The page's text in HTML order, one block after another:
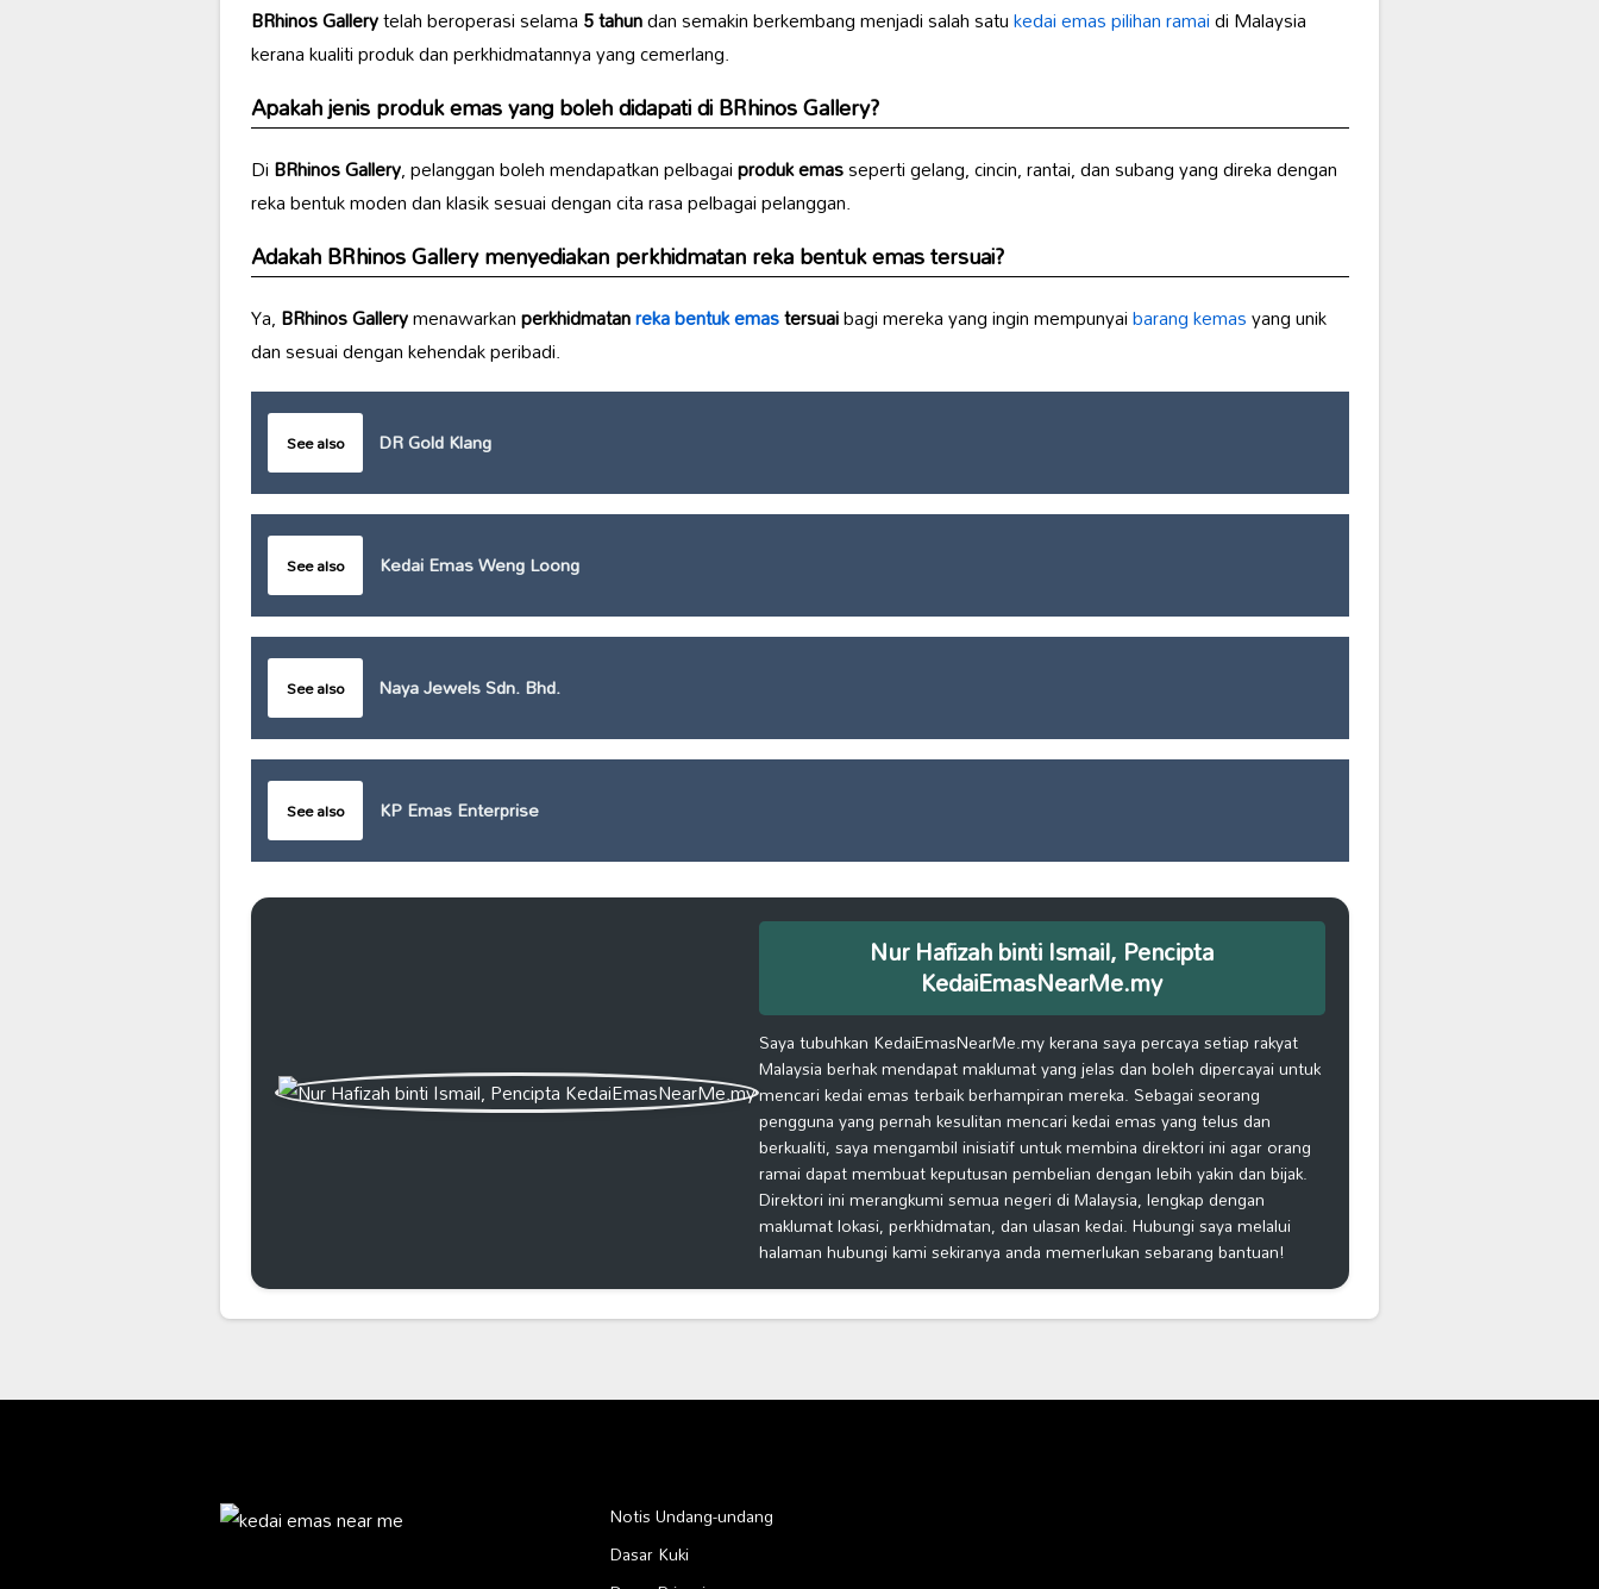
BRhinos Gallerytelah beroperasi selama5 tahundan semakin berkembang menjadi salah satukedai emas pilihan ramaidi Malaysia
kerana kualiti produk dan perkhidmatannya yang cemerlang.
Apakah jenis produk emas yang boleh didapati diBRhinos Gallery?
DiBRhinos Gallery, pelanggan boleh mendapatkan pelbagaiproduk emasseperti gelang, cincin, rantai, dan subang yang direka dengan
reka bentuk moden dan klasik sesuai dengan cita rasa pelbagai pelanggan.
AdakahBRhinos Gallerymenyediakan perkhidmatan reka bentuk emas tersuai?
Ya,BRhinos Gallerymenawarkanperkhidmatanreka bentuk emastersuaibagi mereka yang ingin mempunyaibarang kemasyang unik
dan sesuai dengan kehendak peribadi.
See also DR Gold Klang
See also Kedai Emas Weng Loong
See also Naya Jewels Sdn. Bhd.
See also KP Emas Enterprise
Nur Hafizah binti Ismail, Pencipta
KedaiEmasNearMe.my
Saya tubuhkan KedaiEmasNearMe.my kerana saya percaya setiap rakyat
Malaysia berhak mendapat maklumat yang jelas dan boleh dipercayai untuk
mencari kedai emas terbaik berhampiran mereka. Sebagai seorang
pengguna yang pernah kesulitan mencari kedai emas yang telus dan
berkualiti, saya mengambil inisiatif untuk membina direktori ini agar orang
ramai dapat membuat keputusan pembelian dengan lebih yakin dan bijak.
Direktori ini merangkumi semua negeri di Malaysia, lengkap dengan
maklumat lokasi, perkhidmatan, dan ulasan kedai. Hubungi saya melalui
halaman hubungi kami sekiranya anda memerlukan sebarang bantuan!
Notis Undang-undang
Dasar Kuki